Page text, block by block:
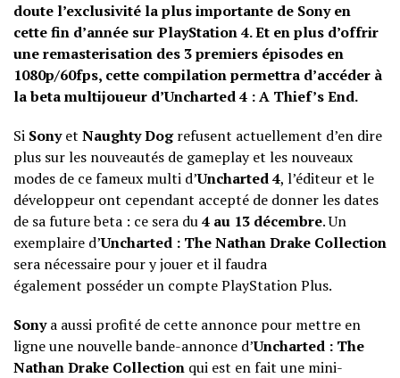
doute l’exclusivité la plus importante de Sony en
cette fin d’année sur PlayStation 4. Et en plus d’offrir
une remasterisation des 3 premiers épisodes en
1080p/60fps, cette compilation permettra d’accéder à
la beta multijoueur d’Uncharted 4 : A Thief’s End.
Si Sonyet Naughty Dogrefusent actuellement d’en dire
plus sur les nouveautés de gameplay et les nouveaux
modes de ce fameux multi d’Uncharted 4, l’éditeur et le
développeur ont cependant accepté de donner les dates
de sa future beta : ce sera du4 au 13 décembre. Un
exemplaire d’Uncharted : The Nathan Drake Collection
sera nécessaire pour y jouer et il faudra
également posséder un compte PlayStation Plus.
Sonya aussi profité de cette annonce pour mettre en
ligne une nouvelle bande-annonce d’Uncharted : The
Nathan Drake Collection qui est en fait une mini-